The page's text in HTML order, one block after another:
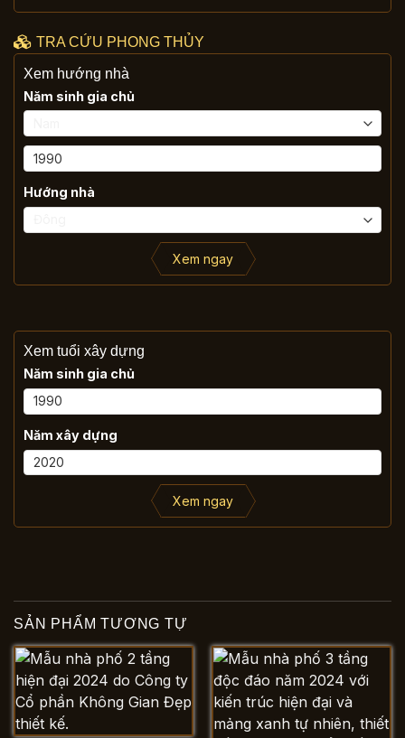
TRA CỨU PHONG THỦY
Xem hướng nhà
Năm sinh gia chủ
Hướng nhà
Xem ngay
Xem tuổi xây dựng
Năm sinh gia chủ
Năm xây dựng
Xem ngay
SẢN PHẨM TƯƠNG TỰ